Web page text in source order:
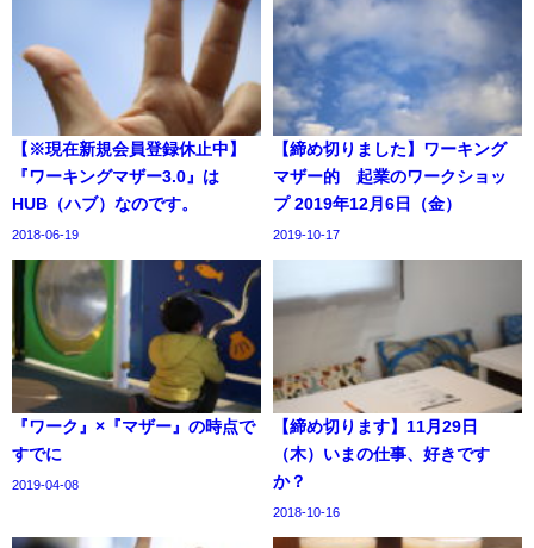
【※現在新規会員登録休止中】
『ワーキングマザー3.0』は
HUB（ハブ）なのです。
2018-06-19
【締め切りました】ワーキング
マザー的 起業のワークショッ
プ 2019年12月6日（金）
2019-10-17
『ワーク』×『マザー』の時点で
すでに
2019-04-08
【締め切ります】11月29日
（木）いまの仕事、好きです
か？
2018-10-16